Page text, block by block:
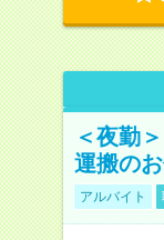
＜夜勤
運搬の
アルバイト